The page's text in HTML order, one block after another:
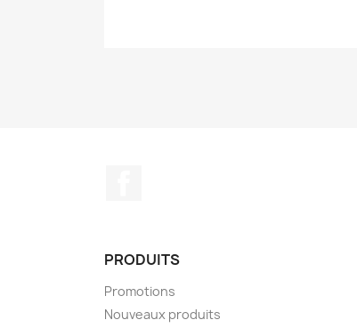
PRODUITS
Promotions
Nouveaux produits